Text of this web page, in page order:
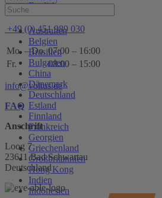
English
Australien
Belgien
Brasilien
Bulgarien
China
Dänemark
Deutschland
Estland
Finnland
Frankreich
Georgien
Griechenland
Großbritannien
Hong Kong
Indien
Indonesien
Hilfe
+49 (0) 451 989 030
Mo. – Do. 07:00 – 16:00
Fr.
08:00 – 15:00
info@voltus.de
FAQ
Anschrift
Loog 7
23611 Bad Schwartau
Deutschland